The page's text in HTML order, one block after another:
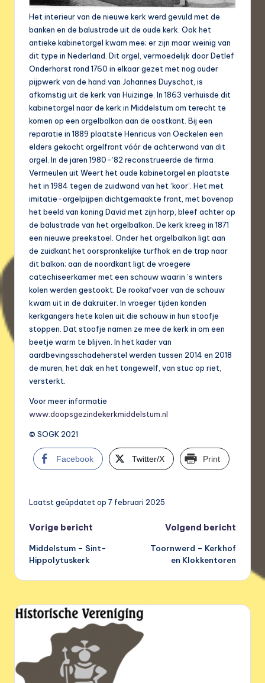
Het interieur van de nieuwe kerk werd gevuld met de
banken en de balustrade uit de oude kerk. Ook het
antieke kabinetorgel kwam mee; er zijn maar weinig van
dit type in Nederland. Dit orgel, vermoedelijk door Detlef
Onderhorst rond 1760 in elkaar gezet met nog ouder
pijpwerk van de hand van Johannes Duyschot, is
afkomstig uit de kerk van Huizinge. In 1863 verhuisde dit
kabinetorgel naar de kerk in Middelstum om terecht te
komen op een orgelbalkon aan de oostkant. Bij een
reparatie in 1889 plaatste Henricus van Oeckelen een
elders gekocht orgelfront vóór de achterwand van dit
orgel. In de jaren 1980-‘82 reconstrueerde de firma
Vermeulen uit Weert het oude kabinetorgel en plaatste
het in 1984 tegen de zuidwand van het ‘koor’. Het met
imitatie-orgelpijpen dichtgemaakte front, met bovenop
het beeld van koning David met zijn harp, bleef achter op
de balustrade van het orgelbalkon. De kerk kreeg in 1871
een nieuwe preekstoel. Onder het orgelbalkon ligt aan
de zuidkant het oorspronkelijke turfhok en de trap naar
dit balkon; aan de noordkant ligt de vroegere
catechiseerkamer met een schouw waarin ’s winters
kolen werden gestookt. De rookafvoer van de schouw
kwam uit in de dakruiter. In vroeger tijden konden
kerkgangers hete kolen uit die schouw in hun stoofje
stoppen. Dat stoofje namen ze mee de kerk in om een
beetje warm te blijven. In het kader van
aardbevingsschadeherstel werden tussen 2014 en 2018
de muren, het dak en het tongewelf, van stuc op riet,
versterkt.
Voor meer informatie
www.doopsgezindekerkmiddelstum.nl
© SOGK 2021
Facebook Twitter/X Print
Laatst geüpdatet op 7 februari 2025
Bericht
navigatie
Vorige bericht
Middelstum – Sint-
Hippolytuskerk
Volgend bericht
Toornwerd – Kerkhof
en Klokkentoren